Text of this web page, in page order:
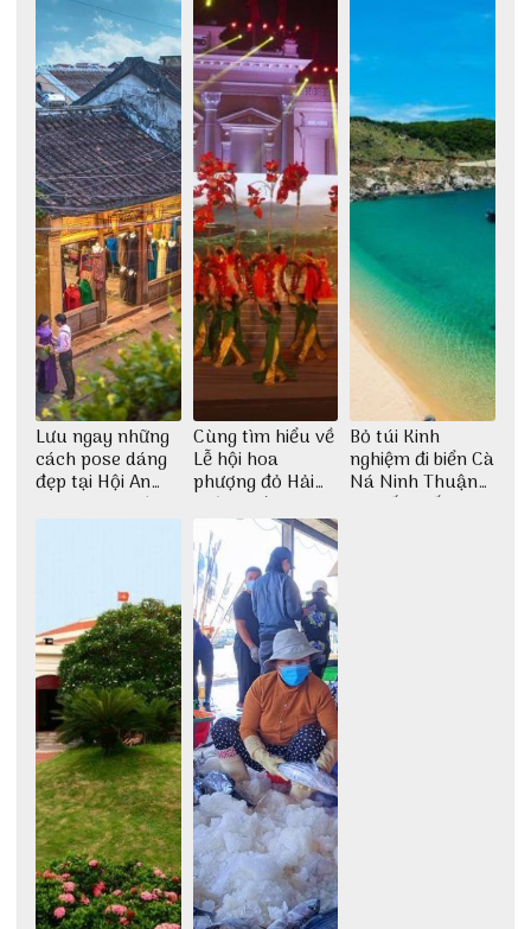
Lưu ngay những
cách pose dáng
đẹp tại Hội An
cho dân nghiện
sống ảo
Cùng tìm hiểu về
Lễ hội hoa
phượng đỏ Hải
Phòng với 3vi.vn
Bỏ túi Kinh
nghiệm đi biển Cà
Ná Ninh Thuận
chi tiết nhất